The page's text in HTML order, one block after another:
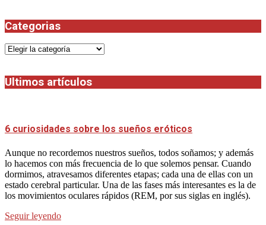
Categorias
Categorias
Ultimos artículos
6 curiosidades sobre los sueños eróticos
Aunque no recordemos nuestros sueños, todos soñamos; y además
lo hacemos con más frecuencia de lo que solemos pensar. Cuando
dormimos, atravesamos diferentes etapas; cada una de ellas con un
estado cerebral particular. Una de las fases más interesantes es la de
los movimientos oculares rápidos (REM, por sus siglas en inglés).
Seguir leyendo